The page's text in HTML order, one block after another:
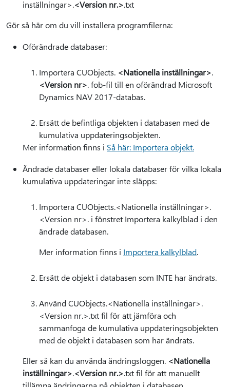
inställningar>.<Version nr.>.txt
Gör så här om du vill installera programfilerna:
Oförändrade databaser:
Importera CUObjects. <Nationella inställningar>.
<Version nr>. fob-fil till en oförändrad Microsoft
Dynamics NAV 2017-databas.
Ersätt de befintliga objekten i databasen med de
kumulativa uppdateringsobjekten.
Mer information finns i Så här: Importera objekt.
Ändrade databaser eller lokala databaser för vilka lokala
kumulativa uppdateringar inte släpps:
Importera CUObjects.<Nationella inställningar>.
<Version nr>. i fönstret Importera kalkylblad i den
ändrade databasen.
Mer information finns i Importera kalkylblad.
Ersätt de objekt i databasen som INTE har ändrats.
Använd CUObjects.<Nationella inställningar>.
<Version nr.>.txt fil för att jämföra och
sammanfoga de kumulativa uppdateringsobjekten
med de objekt i databasen som har ändrats.
Eller så kan du använda ändringsloggen. <Nationella
inställningar>.<Version nr.>.txt fil för att manuellt